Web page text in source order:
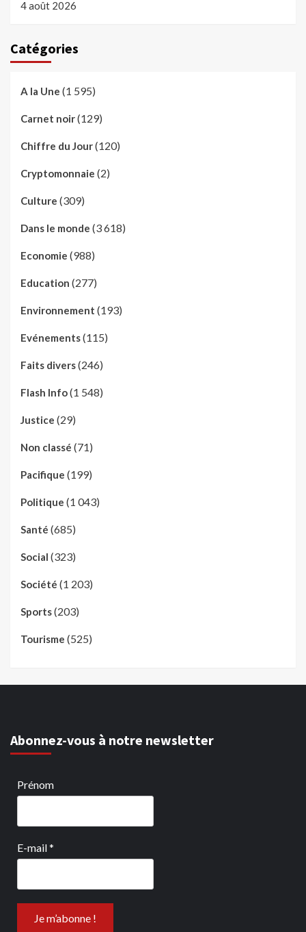
4 août 2026
Catégories
A la Une (1 595)
Carnet noir(129)
Chiffre du Jour(120)
Cryptomonnaie (2)
Culture (309)
Dans le monde (3 618)
Economie (988)
Education (277)
Environnement (193)
Evénements(115)
Faits divers(246)
Flash Info(1 548)
Justice (29)
Non classé (71)
Pacifique (199)
Politique (1 043)
Santé (685)
Social (323)
Société (1 203)
Sports(203)
Tourisme (525)
Abonnez-vous à notre newsletter
Prénom
E-mail*